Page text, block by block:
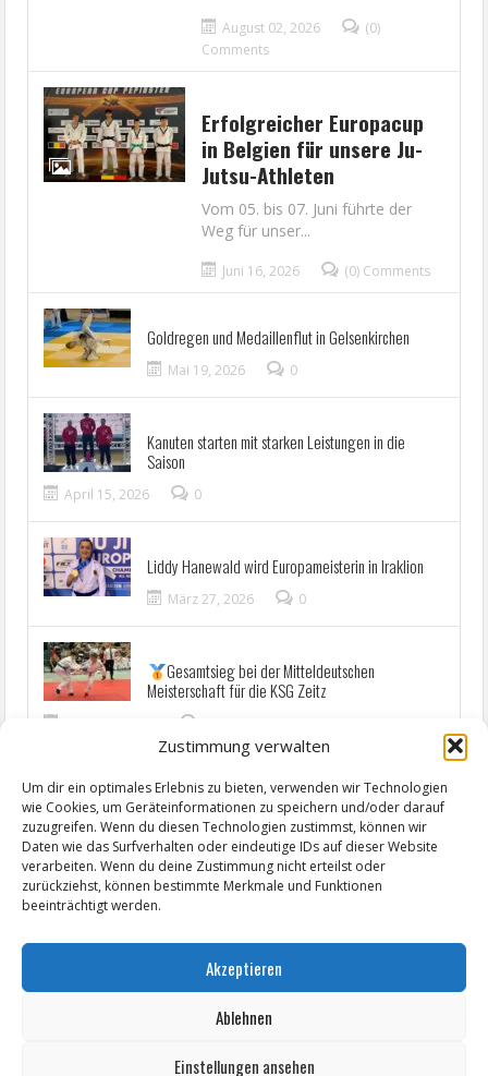
Zustimmung verwalten
Um dir ein optimales Erlebnis zu bieten, verwenden wir Technologien
wie Cookies, um Geräteinformationen zu speichern und/oder darauf
zuzugreifen. Wenn du diesen Technologien zustimmst, können wir
Daten wie das Surfverhalten oder eindeutige IDs auf dieser Website
verarbeiten. Wenn du deine Zustimmung nicht erteilst oder
zurückziehst, können bestimmte Merkmale und Funktionen
beeinträchtigt werden.
Akzeptieren
Ablehnen
Einstellungen ansehen
August 02, 2026
(0)
Comments
Erfolgreicher Europacup
in Belgien für unsere Ju-
Jutsu-Athleten
Vom 05. bis 07. Juni führte der
Weg für unser...
Juni 16, 2026 (0) Comments
Goldregen und Medaillenflut in Gelsenkirchen
Mai 19, 2026 0
Kanuten starten mit starken Leistungen in die
Saison
April 15, 2026 0
Liddy Hanewald wird Europameisterin in Iraklion
März 27, 2026 0
Gesamtsieg bei der Mitteldeutschen
Meisterschaft für die KSG Zeitz